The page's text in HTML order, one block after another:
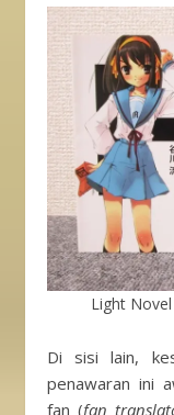
Light
Di sisi lain,
penawaran ini
fan (fan